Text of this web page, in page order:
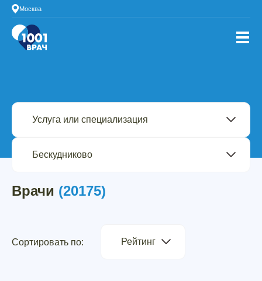
Москва
Врачи (20175)
Сортировать по: Рейтинг